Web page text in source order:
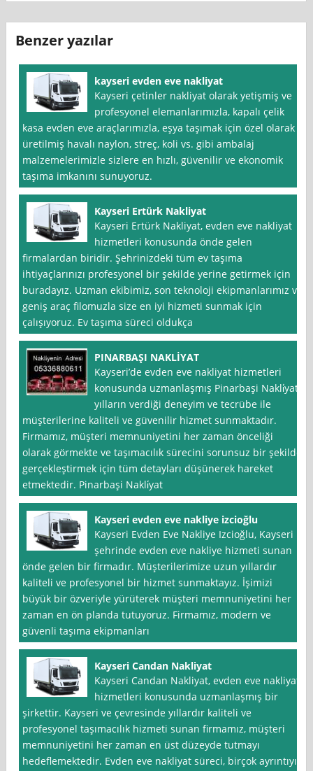
Benzer yazılar
kayseri evden eve nakliyat
Kayseri çetinler nakliyat olarak yetişmiş ve
profesyonel elemanlarımızla, kapalı çelik
kasa evden eve araçlarımızla, eşya taşımak için özel olarak
üretilmiş havalı naylon, streç, koli vs. gibi ambalaj
malzemelerimizle sizlere en hızlı, güvenilir ve ekonomik
taşıma imkanını sunuyoruz.
Kayseri Ertürk Nakliyat
Kayseri Ertürk Nakliyat, evden eve nakliyat
hizmetleri konusunda önde gelen
firmalardan biridir. Şehrinizdeki tüm ev taşıma
ihtiyaçlarınızı profesyonel bir şekilde yerine getirmek için
buradayız. Uzman ekibimiz, son teknoloji ekipmanlarımız ve
geniş araç filomuzla size en iyi hizmeti sunmak için
çalışıyoruz. Ev taşıma süreci oldukça
PINARBAŞI NAKLİYAT
Kayseri’de evden eve nakliyat hizmetleri
konusunda uzmanlaşmış Pinarbaşi Nakli̇yat,
yılların verdiği deneyim ve tecrübe ile
müşterilerine kaliteli ve güvenilir hizmet sunmaktadır.
Firmamız, müşteri memnuniyetini her zaman önceliği
olarak görmekte ve taşımacılık sürecini sorunsuz bir şekilde
gerçekleştirmek için tüm detayları düşünerek hareket
etmektedir. Pinarbaşi Nakli̇yat
Kayseri evden eve nakliye izcioğlu
Kayseri Evden Eve Nakliye Izcioğlu, Kayseri
şehrinde evden eve nakliye hizmeti sunan
önde gelen bir firmadır. Müşterilerimize uzun yıllardır
kaliteli ve profesyonel bir hizmet sunmaktayız. İşimizi
büyük bir özveriyle yürüterek müşteri memnuniyetini her
zaman en ön planda tutuyoruz. Firmamız, modern ve
güvenli taşıma ekipmanları
Kayseri Candan Nakliyat
Kayseri Candan Nakliyat, evden eve nakliyat
hizmetleri konusunda uzmanlaşmış bir
şirkettir. Kayseri ve çevresinde yıllardır kaliteli ve
profesyonel taşımacılık hizmeti sunan firmamız, müşteri
memnuniyetini her zaman en üst düzeyde tutmayı
hedeflemektedir. Evden eve nakliyat süreci, birçok ayrıntıyı